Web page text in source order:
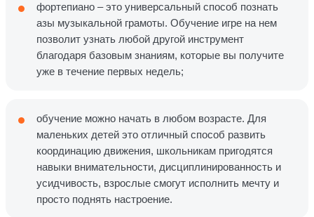
фортепиано – это универсальный способ познать
азы музыкальной грамоты. Обучение игре на нем
позволит узнать любой другой инструмент
благодаря базовым знаниям, которые вы получите
уже в течение первых недель;
обучение можно начать в любом возрасте. Для
маленьких детей это отличный способ развить
координацию движения, школьникам пригодятся
навыки внимательности, дисциплинированность и
усидчивость, взрослые смогут исполнить мечту и
просто поднять настроение.